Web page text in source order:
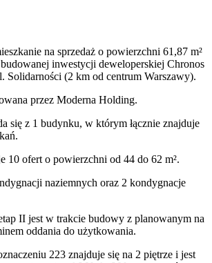
na sprzedaż o powierzchni 61,87 m²
budowanej inwestycji deweloperskiej Chronos
Solidarności (2 km od centrum Warszawy).
przez Moderna Holding.
się z 1 budynku, w którym łącznie znajduje
10 ofert o powierzchni od 44 do 62 m².
naziemnych oraz 2 kondygnacje
II jest w trakcie budowy z planowanym na
oddania do użytkowania.
223 znajduje się na 2 piętrze i jest